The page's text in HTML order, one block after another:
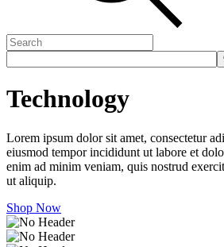
Technology
Lorem ipsum dolor sit amet, consectetur
eiusmod tempor incididunt ut labore et
enim ad minim veniam, quis nostrud
ut aliquip.
Shop Now